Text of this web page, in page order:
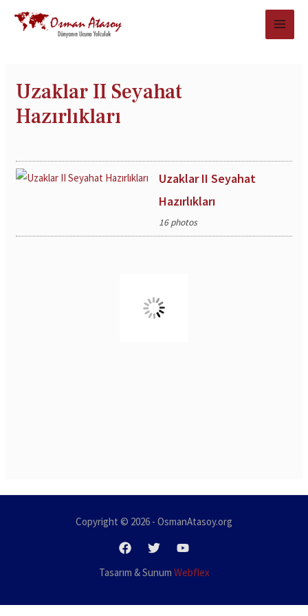
Uzaklar II Seyahat
Hazırlıkları
Uzaklar II Seyahat
Hazırlıkları
16 photos
Copyright © 2026 - OsmanAtasoy.org
Tasarım & Sunum Webflex